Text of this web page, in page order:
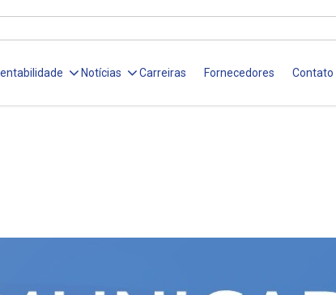
Notícias Carreiras Fornecedores Contato